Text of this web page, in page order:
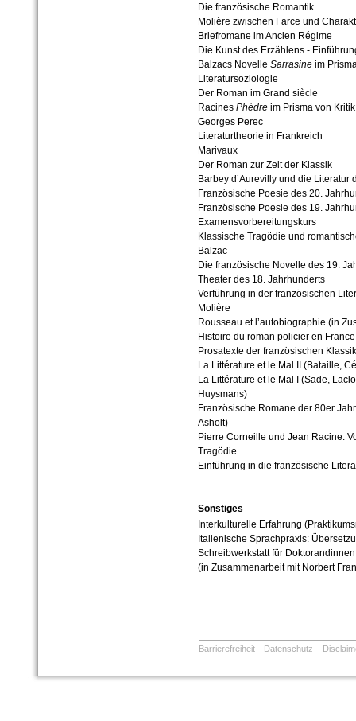
Die französische Romantik
Molière zwischen Farce und
Briefromane im Ancien Régime
Die Kunst des Erzählens -
Balzacs Novelle Sarrasineim
Literatursoziologie
Der Roman im Grand siècle
Racines Phèdreim Prisma von
Georges Perec
Literaturtheorie in Frankreich
Marivaux
Der Roman zur Zeit der Klassik
Barbey d’Aurevilly und die Literatur
Französische Poesie des 20.
Französische Poesie des 19.
Examensvorbereitungskurs
Klassische Tragödie und
Balzac
Die französische Novelle des 19.
Theater des 18. Jahrhunderts
Verführung in der französischen
Molière
Rousseau et l’autobiographie (in
Histoire du roman policier en France
Prosatexte der französischen Klassik
La Littérature et le Mal II (Bataille,
La Littérature et le Mal I (Sade,
Huysmans)
Französische Romane der 80er
Asholt)
Pierre Corneille und Jean Racine:
Tragö­die
Einführung in die französische
Sonstiges
Interkulturelle Erfahrung
Italienische Sprachpraxis:
Schreibwerkstatt für
(in Zusammenarbeit mit Norbert
Barrierefreiheit Datenschutz